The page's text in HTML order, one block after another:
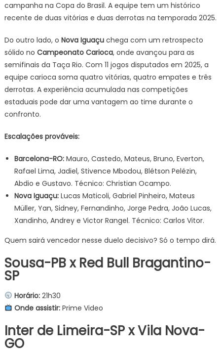
campanha na Copa do Brasil. A equipe tem um histórico
recente de duas vitórias e duas derrotas na temporada 2025.
Do outro lado, o Nova Iguaçuchega com um retrospecto
sólido no Campeonato Carioca, onde avançou para as
semifinais da Taça Rio. Com 11 jogos disputados em 2025, a
equipe carioca soma quatro vitórias, quatro empates e três
derrotas. A experiência acumulada nas competições
estaduais pode dar uma vantagem ao time durante o
confronto.
Escalações prováveis:
Barcelona-RO:Mauro, Castedo, Mateus, Bruno, Everton,
Rafael Lima, Jadiel, Stivence Mbodou, Blétson Pelézin,
Abdio e Gustavo. Técnico: Christian Ocampo.
Nova Iguaçu:Lucas Maticoli, Gabriel Pinheiro, Mateus
Müller, Yan, Sidney, Fernandinho, Jorge Pedra, João Lucas,
Xandinho, Andrey e Victor Rangel. Técnico: Carlos Vitor.
Quem sairá vencedor nesse duelo decisivo? Só o tempo dirá.
Sousa-PB x Red Bull Bragantino-
SP
Horário:21h30
Onde assistir:Prime Video
Inter de Limeira-SP x Vila Nova-
GO